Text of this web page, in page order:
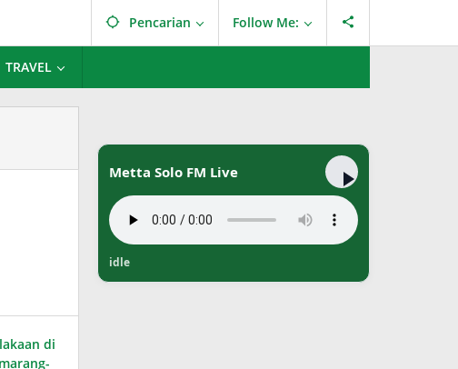
Pencarian Follow Me:
TRAVEL
Metta Solo FM Live
idle